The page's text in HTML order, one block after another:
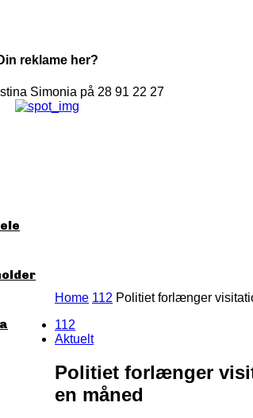
reklame her?
Simonia på 28 91 22 27
Home 112 Politiet forlænger
112
Aktuelt
Politiet forlænger
en måned